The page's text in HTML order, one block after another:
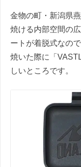
金物の町・新潟県
焼ける内部空間の
ートが着脱式なの
焼いた際に「
しいところです。